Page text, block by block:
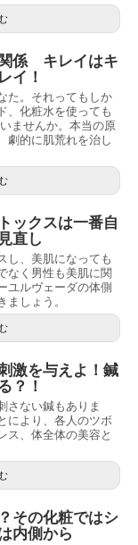
係 キレイはキ
イ！
た。それってもしか
、化粧水を使っても
ませんか。本当の原
劇的に肌荒れを治し
ックスは一番自
直し
し、美肌になっても
なく男性も美肌に関
ユルヴェーダの体側
しょう。
激を与えよ！鍼
？！
さない鍼もありま
により、各人のツボ
ス、体全体の美容と
その化粧ではシ
内側から